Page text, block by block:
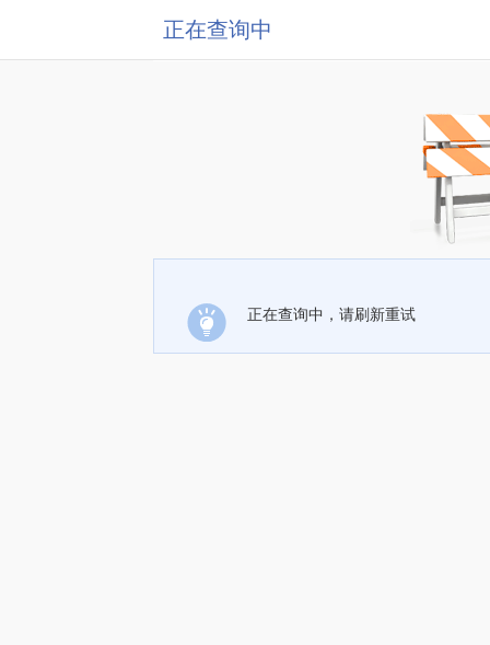
正在查询中
正在查询中，请刷新重试